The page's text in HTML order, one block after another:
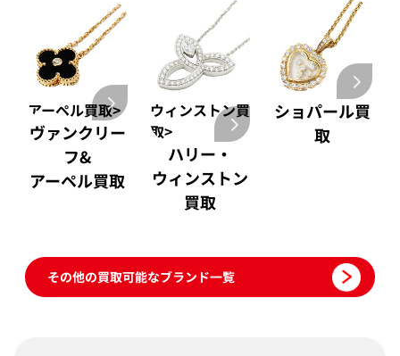
アーペル買取>
ヴァンクリー
フ&
アーペル買取
ウィンストン買
取>
ハリー・
ウィンストン
買取
ショパール買
取
その他の買取可能なブランド一覧